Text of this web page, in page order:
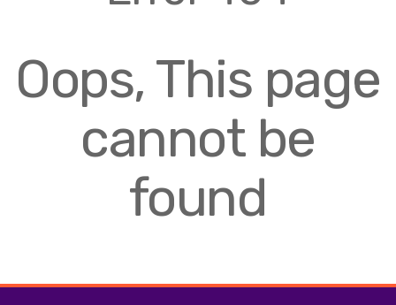
Oops, This page
cannot be
found